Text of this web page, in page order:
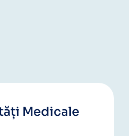
Medicale